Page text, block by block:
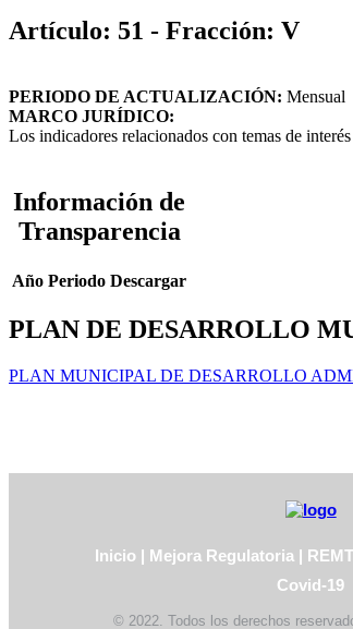
Artículo: 51 - Fracción: V
PERIODO DE ACTUALIZACIÓN: Mensual
MARCO JURÍDICO:
Los indicadores relacionados con temas de
Información de
Transparencia
Año Periodo Descargar
PLAN DE DESARROLLO
PLAN MUNICIPAL DE DESARROLLO
Inicio | Mejora Regulatoria |
Covid-19
© 2022. Todos los derechos